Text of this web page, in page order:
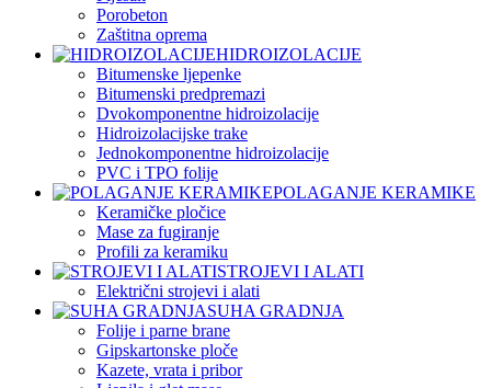
Porobeton
Zaštitna oprema
HIDROIZOLACIJE
Bitumenske ljepenke
Bitumenski predpremazi
Dvokomponentne hidroizolacije
Hidroizolacijske trake
Jednokomponentne hidroizolacije
PVC i TPO folije
POLAGANJE KERAMIKE
Keramičke pločice
Mase za fugiranje
Profili za keramiku
STROJEVI I ALATI
Električni strojevi i alati
SUHA GRADNJA
Folije i parne brane
Gipskartonske ploče
Kazete, vrata i pribor